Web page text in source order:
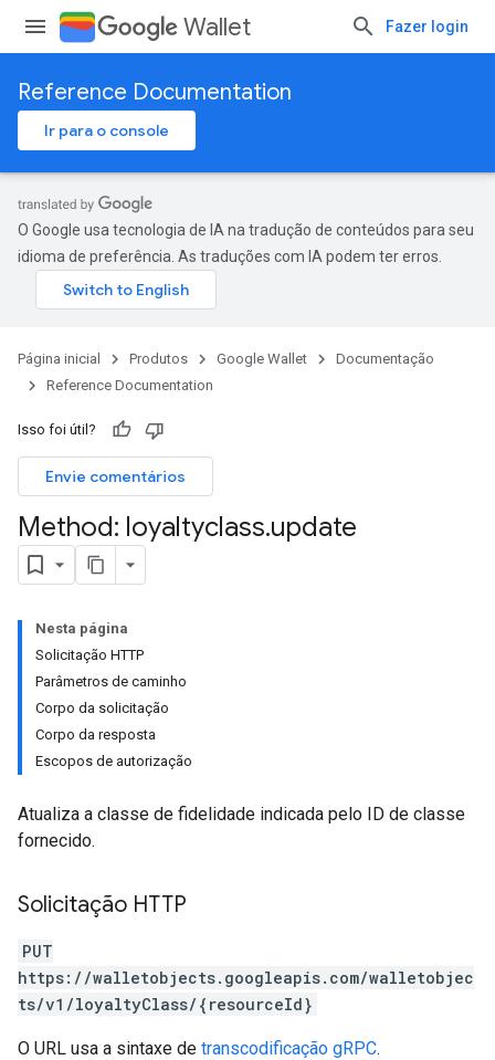
Wallet Fazer login
Reference Documentation
Ir para o console
O Google usa tecnologia de IA na tradução de conteúdos para seu
idioma de preferência. As traduções com IA podem ter erros.
Página inicial Produtos Google Wallet
Documentação
Reference Documentation
Isso foi útil?
Envie comentários
Method: loyaltyclass.update
Nesta página
Solicitação HTTP
Parâmetros de caminho
Corpo da solicitação
Corpo da resposta
Escopos de autorização
Atualiza a classe de fidelidade indicada pelo ID de classe
fornecido.
Solicitação HTTP
PUT
https://walletobjects.googleapis.com/walletobjec
ts/v1/loyaltyClass/{resourceId}
O URL usa a sintaxe de transcodificação gRPC.